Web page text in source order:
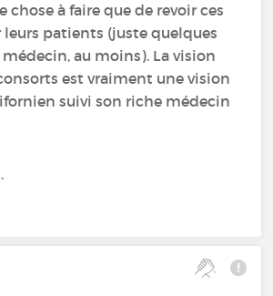
chose à faire que de revoir ces
patients (juste quelques
au moins). La vision
est vraiment une vision
suivi son riche médecin